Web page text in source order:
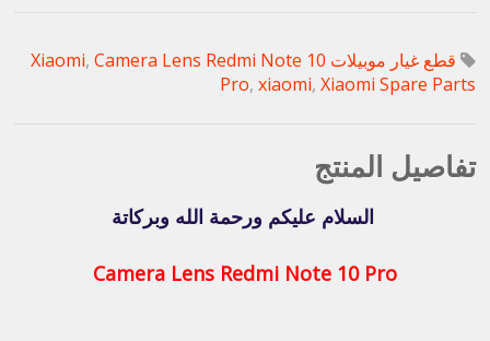
قطع غيار موبيلات Xiaomi , Camera Lens Redmi Note 10
Pro, xiaomi, Xiaomi Spare Parts
تفاصيل المنتج
السلام عليكم ورحمة الله وبركاتة
Camera Lens Redmi Note 10 Pro